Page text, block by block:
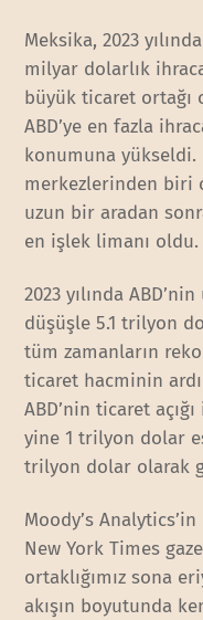
Meksika, 2023
milyar dolarlık
büyük ticaret ortağı
ABD’ye en fazla
konumuna
merkezlerinden biri
uzun bir aradan
en işlek limanı oldu.
2023 yılında
düşüşle 5.1 trilyon
tüm zamanların
ticaret hacminin
ABD’nin ticaret
yine 1 trilyon dolar
trilyon dolar olarak
Moody’s
New York Times
ortaklığımız sona
akışın boyutunda